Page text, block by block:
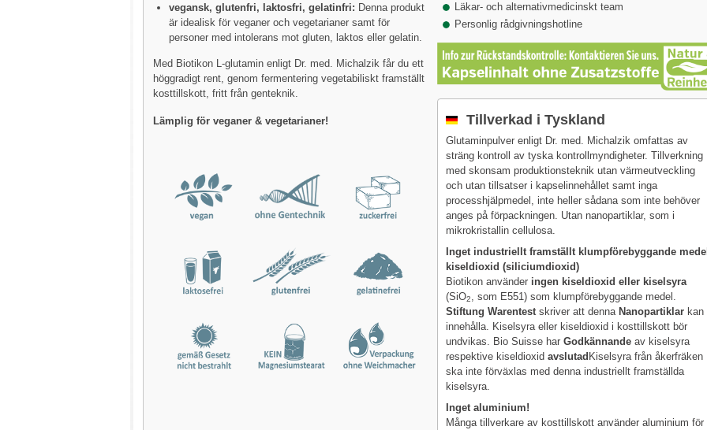
vegansk, glutenfri, laktosfri, gelatinfri: Denna produkt
är idealisk för veganer och vegetarianer samt för
personer med intolerans mot gluten, laktos eller gelatin.
Med Biotikon L-glutamin enligt Dr. med. Michalzik får du ett
höggradigt rent, genom fermentering vegetabiliskt framställt
kosttillskott, fritt från genteknik.
Lämplig för veganer & vegetarianer!
Läkar- och alternativmedicinskt team
Personlig rådgivningshotline
Tillverkad i Tyskland
Glutaminpulver enligt Dr. med. Michalzik omfattas av
sträng kontroll av tyska kontrollmyndigheter. Tillverkning
med skonsam produktionsteknik utan värmeutveckling
och utan tillsatser i kapselinnehållet samt inga
processhjälpmedel, inte heller sådana som inte behöver
anges på förpackningen. Utan nanopartiklar, som i
mikrokristallin cellulosa.
Inget industriellt framställt klumpförebyggande
kiseldioxid (siliciumdioxid)
Biotikon använder ingen kiseldioxid eller kiselsyra
(SiO2
, som E551) som klumpförebyggande medel.
Stiftung Warentest skriver att denna Nanopartiklar kan
innehålla. Kiselsyra eller kiseldioxid i kosttillskott bör
undvikas. Bio Suisse harGodkännande av kiselsyra
respektive kiseldioxidavslutad Kiselsyra från åkerfräken
ska inte förväxlas med denna industriellt framställda
kiselsyra.
Inget aluminium!
Många tillverkare av kosttillskott använder aluminium för